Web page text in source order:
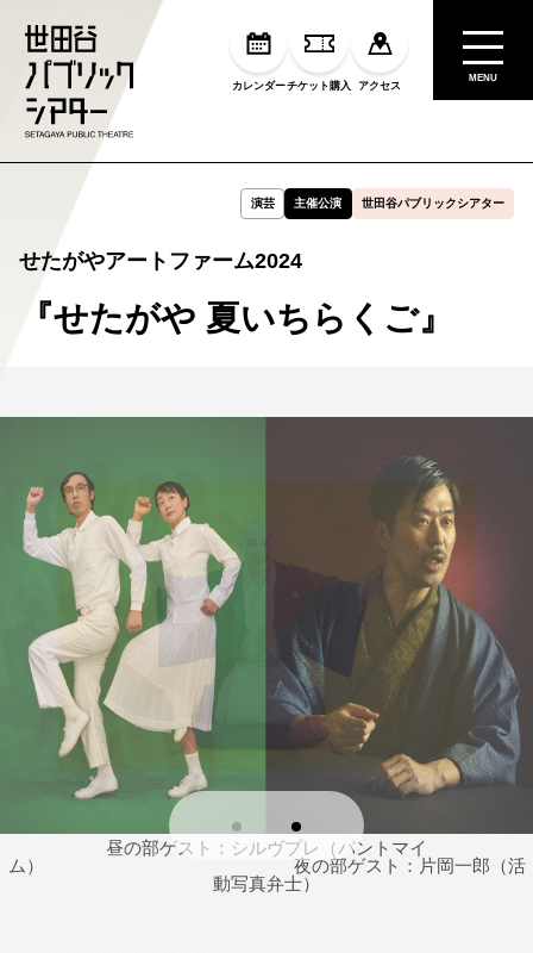
カレンダーチケット購入 アクセス
MENU
せたがやアートファーム2024
演芸 主催公演 世田谷パブリックシアター
『せたがや 夏いちらくご』
昼の部ゲスト：シルヴプレ（パントマイ
ム） 夜の部ゲスト：片岡一郎（活
動写真弁士）
昼の部ゲスト：シルヴプレ（パントマイ
ム） 夜の部ゲスト：片岡一郎（活
動写真弁士）
昼の部ゲスト：シルヴプレ（パントマイ
ム） 夜の部ゲスト：片岡一郎（活
動写真弁士）